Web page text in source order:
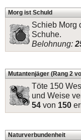
Morg ist Schuld
Schieb Morg
Schuhe.
Belohnung:
Mutantenjäger (Rang 2
Töte 150
und Weise
54 von 150
Naturverbundenheit